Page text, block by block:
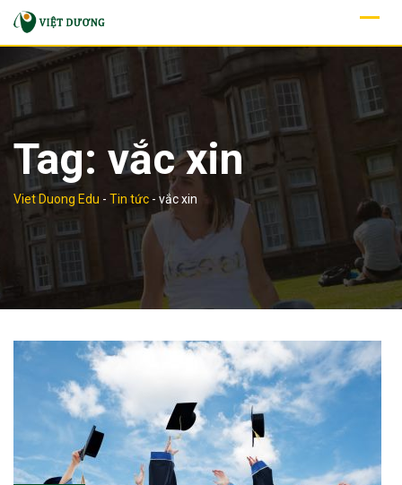
Skip
content
Tag: vắc xin
Viet Duong Edu - Tin tức - vắc xin